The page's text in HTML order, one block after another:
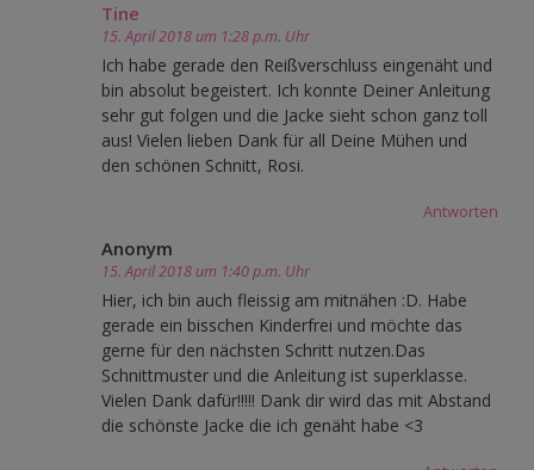
Tine
15. April 2018 um 1:28 p.m. Uhr
Ich habe gerade den Reißverschluss eingenäht und
bin absolut begeistert. Ich konnte Deiner Anleitung
sehr gut folgen und die Jacke sieht schon ganz toll
aus! Vielen lieben Dank für all Deine Mühen und
den schönen Schnitt, Rosi.
Antworten
Anonym
15. April 2018 um 1:40 p.m. Uhr
Hier, ich bin auch fleissig am mitnähen :D. Habe
gerade ein bisschen Kinderfrei und möchte das
gerne für den nächsten Schritt nutzen.Das
Schnittmuster und die Anleitung ist superklasse.
Vielen Dank dafür!!!!! Dank dir wird das mit Abstand
die schönste Jacke die ich genäht habe <3